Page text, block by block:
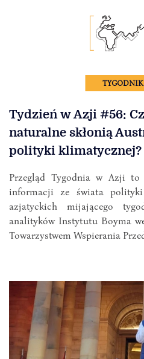
TYGODNIK
Tydzień w Azji #56:
naturalne skłonią
polityki klimatycznej?
Przegląd Tygodnia w Azji to
informacji ze świata
azjatyckich mijającego
analityków Instytutu Boyma
Towarzystwem Wspierania